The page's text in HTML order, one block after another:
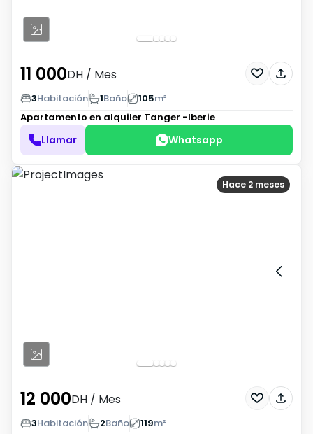
11 000DH / Mes
3Habitación 1Baño 105m²
Apartamento en alquiler Tanger -Iberie
Llamar Whatsapp
Hace 2 meses
12 000DH / Mes
3Habitación 2Baño 119m²